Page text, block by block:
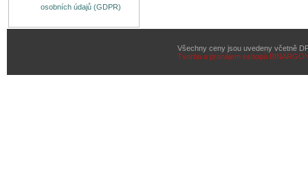
osobních údajů (GDPR)
Všechny ceny jsou uvedeny včetně
Tvorba a pronájem eshopů